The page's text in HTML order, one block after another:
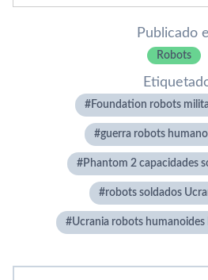
Publicado
Robots
Foundation robots
guerra robots
Phantom 2 capacidades
robots soldados
Ucrania robots